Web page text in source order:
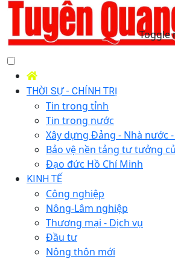
Toggle
THỜI SỰ - CHÍNH TRỊ
Tin trong tỉnh
Tin trong nước
Xây dựng Đảng - Nhà nước -
Bảo vệ nền tảng tư tưởng
Đạo đức Hồ Chí Minh
KINH TẾ
Công nghiệp
Nông-Lâm nghiệp
Thương mại - Dịch vụ
Đầu tư
Nông thôn mới